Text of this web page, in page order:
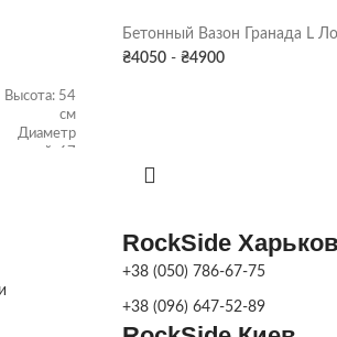
Высота: 54
см
Диаметр
верхний: 67
Бетонный Вазон Гранада L
₴4050 - ₴4900
ХАРАКТЕРИСТИКИ
ВЕС
RockSide Харьков
+38 (050) 786-67-75
+38 (096) 647-52-89